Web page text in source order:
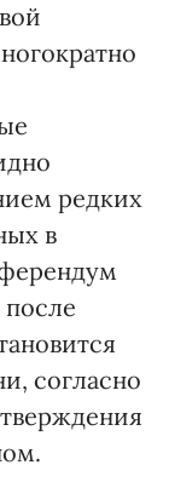
редких
в
согласно